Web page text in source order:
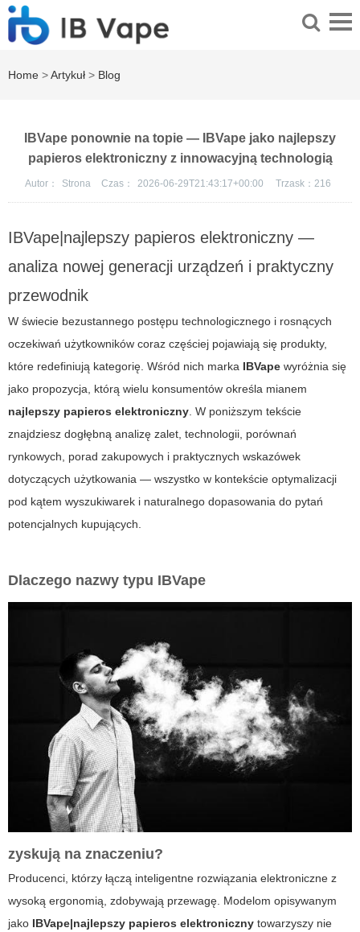
Home >Artykuł > Blog
IBVape ponownie na topie — IBVape jako najlepszy
papieros elektroniczny z innowacyjną technologią
Autor： Strona Czas： 2026-06-29T21:43:17+00:00 Trzask： 216
IBVape|najlepszy papieros elektroniczny —
analiza nowej generacji urządzeń i praktyczny
przewodnik
W świecie bezustannego postępu technologicznego i rosnących
oczekiwań użytkowników coraz częściej pojawiają się produkty,
które redefiniują kategorię. Wśród nich marka IBVape wyróżnia się
jako propozycja, którą wielu konsumentów określa mianem
najlepszy papieros elektroniczny. W poniższym tekście
znajdziesz dogłębną analizę zalet, technologii, porównań
rynkowych, porad zakupowych i praktycznych wskazówek
dotyczących użytkowania — wszystko w kontekście optymalizacji
pod kątem wyszukiwarek i naturalnego dopasowania do pytań
potencjalnych kupujących.
Dlaczego nazwy typu IBVape
zyskują na znaczeniu?
Producenci, którzy łączą inteligentne rozwiązania elektroniczne z
wysoką ergonomią, zdobywają przewagę. Modelom opisywanym
jako IBVape|najlepszy papieros elektroniczny towarzyszy nie